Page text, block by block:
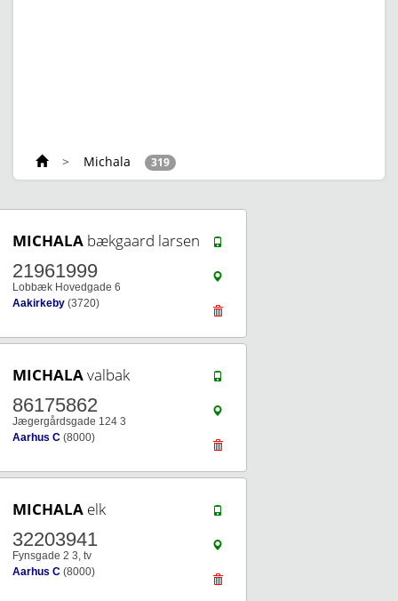
> Michala 319
MICHALA bækgaard larsen
21961999
Lobbæk Hovedgade 6
Aakirkeby (3720)
MICHALAvalbak
86175862
Jægergårdsgade 124 3
Aarhus C (8000)
MICHALA elk
32203941
Fynsgade 2 3, tv
Aarhus C (8000)